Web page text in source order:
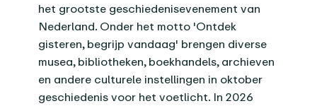
het grootste geschiedenisevenement van
Nederland. Onder het motto 'Ontdek
gisteren, begrijp vandaag' brengen diverse
musea, bibliotheken, boekhandels, archieven
en andere culturele instellingen in oktober
geschiedenis voor het voetlicht. In 2026